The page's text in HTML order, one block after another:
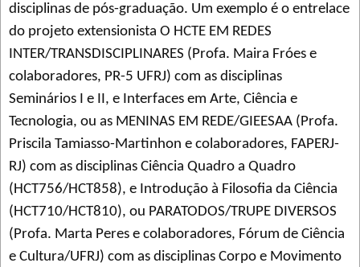
disciplinas de pós-graduação. Um exemplo é o entrelace
do projeto extensionista O HCTE EM REDES
INTER/TRANSDISCIPLINARES (Profa. Maira Fróes e
colaboradores, PR-5 UFRJ) com as disciplinas
Seminários I e II, e Interfaces em Arte, Ciência e
Tecnologia, ou as MENINAS EM REDE/GIEESAA (Profa.
Priscila Tamiasso-Martinhon e colaboradores, FAPERJ-
RJ) com as disciplinas Ciência Quadro a Quadro
(HCT756/HCT858), e Introdução à Filosofia da Ciência
(HCT710/HCT810), ou PARATODOS/TRUPE DIVERSOS
(Profa. Marta Peres e colaboradores, Fórum de Ciência
e Cultura/UFRJ) com as disciplinas Corpo e Movimento